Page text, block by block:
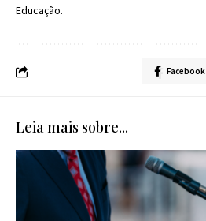
Educação.
Facebook
Leia mais sobre...